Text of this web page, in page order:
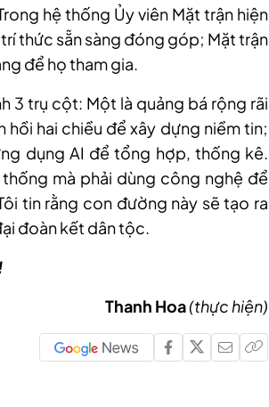
hệ thống Ủy viên Mặt trận hiện
thức sẵn sàng đóng góp; Mặt trận
để họ tham gia.
3 trụ cột: Một là quảng bá rộng rãi
hai chiều để xây dựng niềm tin;
dụng AI để tổng hợp, thống kê.
mà phải dùng công nghệ để
tin rằng con đường này sẽ tạo ra
đoàn kết dân tộc.
Thanh Hoa(thực hiện)